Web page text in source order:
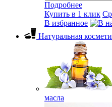
Подробнее
Купить в 1 клик
В избранное
Натуральная
масла